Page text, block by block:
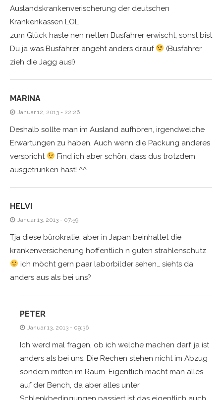
Auslandskrankenverischerung der deutschen
Krankenkassen LOL
zum Glück haste nen netten Busfahrer erwischt, sonst bist
Du ja was Busfahrer angeht anders drauf
(Busfahrer
zieh die Jagg aus!)
MARINA
Januar 12, 2013 - 22:26
Deshalb sollte man im Ausland aufhören, irgendwelche
Erwartungen zu haben. Auch wenn die Packung anderes
verspricht
Find ich aber schön, dass dus trotzdem
ausgetrunken hast! ^^
HELVI
Januar 13, 2013 - 07:59
Tja diese bürokratie, aber in Japan beinhaltet die
krankenversicherung hoffentlich n guten strahlenschutz
ich möcht gern paar laborbilder sehen… siehts da
anders aus als bei uns?
PETER
Januar 13, 2013 - 09:36
Ich werd mal fragen, ob ich welche machen darf, ja ist
anders als bei uns. Die Rechen stehen nicht im Abzug
sondern mitten im Raum. Eigentlich macht man alles
auf der Bench, da aber alles unter